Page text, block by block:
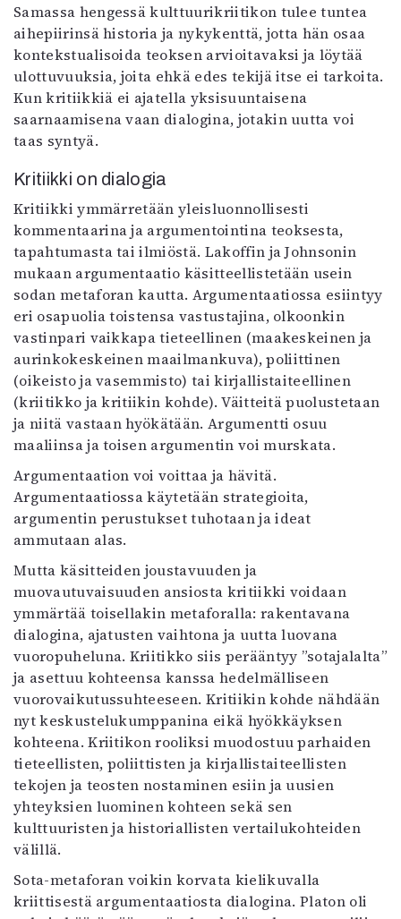
Samassa hengessä kulttuurikriitikon tulee tuntea
aihepiirinsä historia ja nykykenttä, jotta hän osaa
kontekstualisoida teoksen arvioitavaksi ja löytää
ulottuvuuksia, joita ehkä edes tekijä itse ei tarkoita.
Kun kritiikkiä ei ajatella yksisuuntaisena
saarnaamisena vaan dialogina, jotakin uutta voi
taas syntyä.
Kritiikki on dialogia
Kritiikki ymmärretään yleisluonnollisesti
kommentaarina ja argumentointina teoksesta,
tapahtumasta tai ilmiöstä. Lakoffin ja Johnsonin
mukaan argumentaatio käsitteellistetään usein
sodan metaforan kautta. Argumentaatiossa esiintyy
eri osapuolia toistensa vastustajina, olkoonkin
vastinpari vaikkapa tieteellinen (maakeskeinen ja
aurinkokeskeinen maailmankuva), poliittinen
(oikeisto ja vasemmisto) tai kirjallistaiteellinen
(kriitikko ja kritiikin kohde). Väitteitä puolustetaan
ja niitä vastaan hyökätään. Argumentti osuu
maaliinsa ja toisen argumentin voi murskata.
Argumentaation voi voittaa ja hävitä.
Argumentaatiossa käytetään strategioita,
argumentin perustukset tuhotaan ja ideat
ammutaan alas.
Mutta käsitteiden joustavuuden ja
muovautuvaisuuden ansiosta kritiikki voidaan
ymmärtää toisellakin metaforalla: rakentavana
dialogina, ajatusten vaihtona ja uutta luovana
vuoropuheluna. Kriitikko siis perääntyy ”sotajalalta”
ja asettuu kohteensa kanssa hedelmälliseen
vuorovaikutussuhteeseen. Kritiikin kohde nähdään
nyt keskustelukumppanina eikä hyökkäyksen
kohteena. Kriitikon rooliksi muodostuu parhaiden
tieteellisten, poliittisten ja kirjallistaiteellisten
tekojen ja teosten nostaminen esiin ja uusien
yhteyksien luominen kohteen sekä sen
kulttuuristen ja historiallisten vertailukohteiden
välillä.
Sota-metaforan voikin korvata kielikuvalla
kriittisestä argumentaatiosta dialogina. Platon oli